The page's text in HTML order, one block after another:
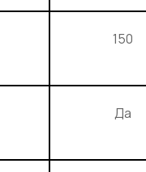
150
Да